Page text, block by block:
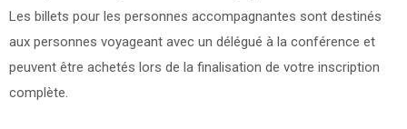
Les billets pour les personnes accompagnantes sont destinés
aux personnes voyageant avec un délégué à la conférence et
peuvent être achetés lors de la finalisation de votre inscription
complète.